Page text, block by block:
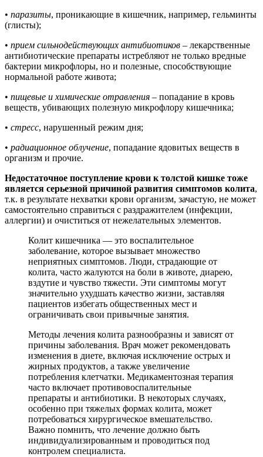
• паразиты, проникающие в кишечник, например, гельминты
(глисты);
• прием сильнодействующих антибиотиков – лекарственные
антибиотические препараты истребляют не только вредные
бактерии микрофлоры, но и полезные, способствующие
нормальной работе живота;
• пищевые и химические отравления – попадание в кровь
веществ, убивающих полезную микрофлору кишечника;
• стресс, нарушенный режим дня;
• радиационное облучение, попадание ядовитых веществ в
организм и прочие.
Недостаточное поступление крови к толстой кишке тоже
является серьезной причиной развития симптомов колита,
т.к. в результате нехватки крови организм, зачастую, не может
самостоятельно справиться с раздражителем (инфекции,
аллергии) и очиститься от нежелательных элементов.
Колит кишечника — это воспалительное
заболевание, которое вызывает множество
неприятных симптомов. Люди, страдающие от
колита, часто жалуются на боли в животе, диарею,
вздутие и чувство тяжести. Эти симптомы могут
значительно ухудшать качество жизни, заставляя
пациентов избегать общественных мест и
ограничивать свои привычные занятия.
Методы лечения колита разнообразны и зависят от
причины заболевания. Врач может рекомендовать
изменения в диете, включая исключение острых и
жирных продуктов, а также увеличение
потребления клетчатки. Медикаментозная терапия
часто включает противовоспалительные
препараты и антибиотики. В некоторых случаях,
особенно при тяжелых формах колита, может
потребоваться хирургическое вмешательство.
Важно помнить, что лечение должно быть
индивидуализированным и проводиться под
контролем специалиста.